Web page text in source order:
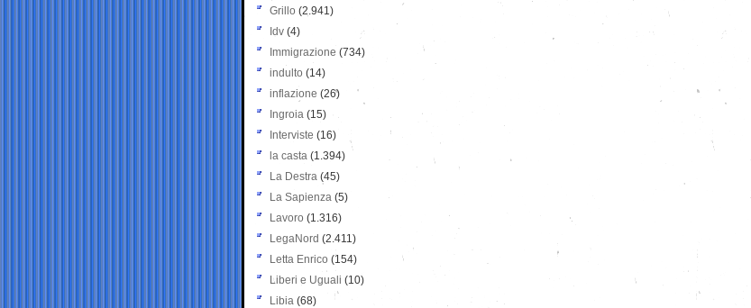
Grillo (2.941)
Idv (4)
Immigrazione (734)
indulto (14)
inflazione (26)
Ingroia (15)
Interviste (16)
la casta (1.394)
La Destra (45)
La Sapienza (5)
Lavoro (1.316)
LegaNord (2.411)
Letta Enrico (154)
Liberi e Uguali (10)
Libia (68)